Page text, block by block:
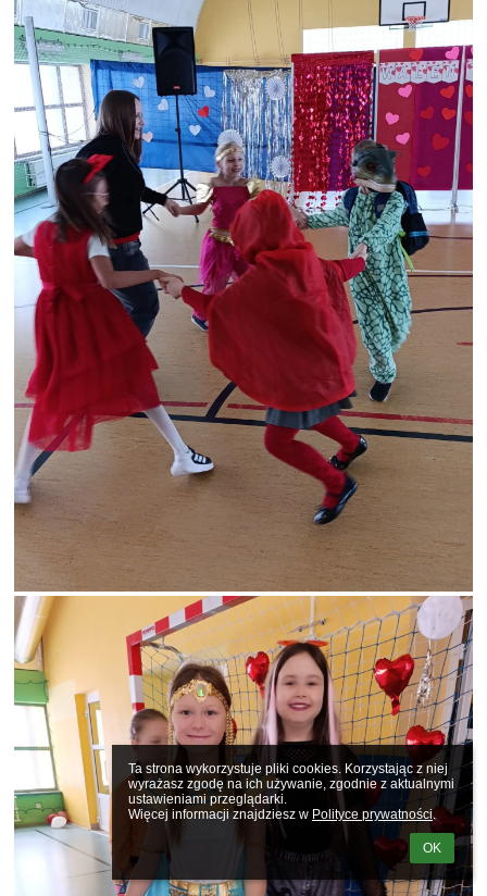
Ta strona wykorzystuje pliki cookies. Korzystając z niej
wyrażasz zgodę na ich używanie, zgodnie z aktualnymi
ustawieniami przeglądarki.
Więcej informacji znajdziesz w Polityce prywatności.
OK